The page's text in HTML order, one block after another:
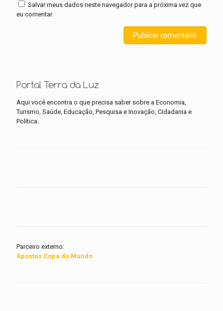
Salvar meus dados neste navegador para a próxima vez que
eu comentar.
Portal Terra da Luz
Aqui você encontra o que precisa saber sobre a Economia,
Turismo, Saúde, Educação, Pesquisa e Inovação, Cidadania e
Política.
Parceiro externo:
Apostas Copa do Mundo